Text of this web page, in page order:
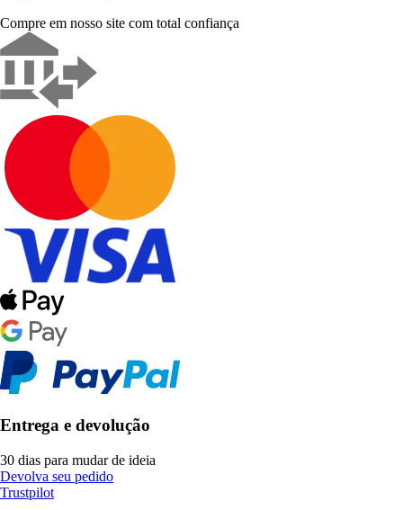
Compre em nosso site com total confiança
Entrega e devolução
30 dias para mudar de ideia
Devolva seu pedido
Trustpilot